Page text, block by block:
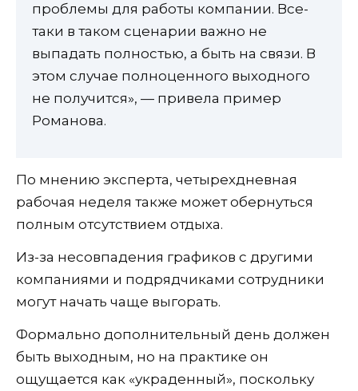
проблемы для работы компании. Все-
таки в таком сценарии важно не
выпадать полностью, а быть на связи. В
этом случае полноценного выходного
не получится», — привела пример
Романова.
По мнению эксперта, четырехдневная
рабочая неделя также может обернуться
полным отсутствием отдыха.
Из-за несовпадения графиков с другими
компаниями и подрядчиками сотрудники
могут начать чаще выгорать.
Формально дополнительный день должен
быть выходным, но на практике он
ощущается как «украденный», поскольку